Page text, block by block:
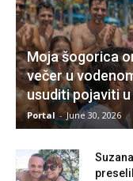
Moja šogorica
večer u
usuditi pojaviti
Portal - June 30, 2026